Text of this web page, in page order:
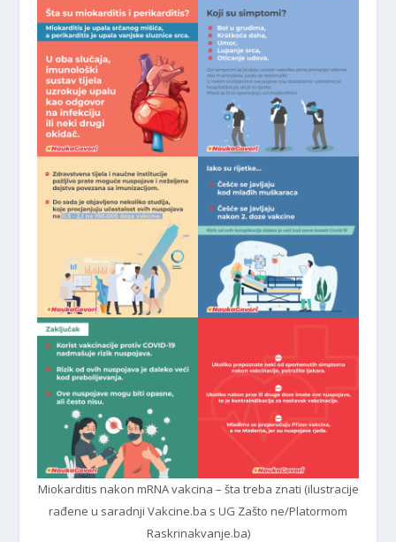
Miokarditis nakon mRNA vakcina – šta treba znati (ilustracije
rađene u saradnji Vakcine.ba s UG Zašto ne/Platormom
Raskrinakvanje.ba)